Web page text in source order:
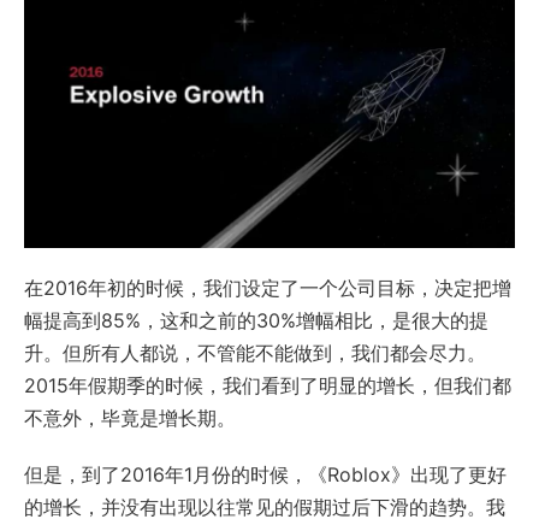
在2016年初的时候，我们设定了一个公司目标，决定把增
幅提高到85%，这和之前的30%增幅相比，是很大的提
升。但所有人都说，不管能不能做到，我们都会尽力。
2015年假期季的时候，我们看到了明显的增长，但我们都
不意外，毕竟是增长期。
但是，到了2016年1月份的时候，《Roblox》出现了更好
的增长，并没有出现以往常见的假期过后下滑的趋势。我